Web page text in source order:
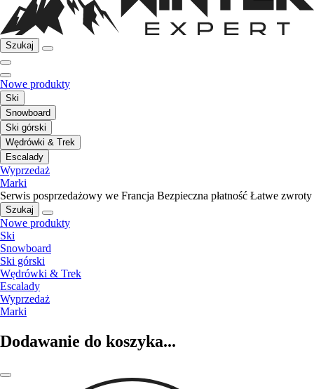
Szukaj
Nowe produkty
Ski
Snowboard
Ski górski
Wędrówki & Trek
Escalady
Wyprzedaż
Marki
Serwis posprzedażowy we Francja Bezpieczna płatność Łatwe zwroty
Szukaj
Nowe produkty
Ski
Snowboard
Ski górski
Wędrówki & Trek
Escalady
Wyprzedaż
Marki
Dodawanie do koszyka...